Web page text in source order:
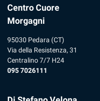
Centro Cuore
Morgagni
95030 Pedara (CT)
Via della Resistenza, 31
Centralino 7/7 H24
095 7026111